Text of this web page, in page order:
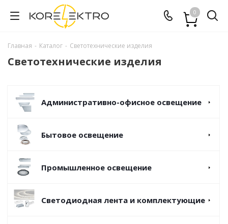
0
Главная - Каталог - Светотехнические изделия
Светотехнические изделия
Административно-офисное освещение
Бытовое освещение
Промышленное освещение
Светодиодная лента и комплектующие